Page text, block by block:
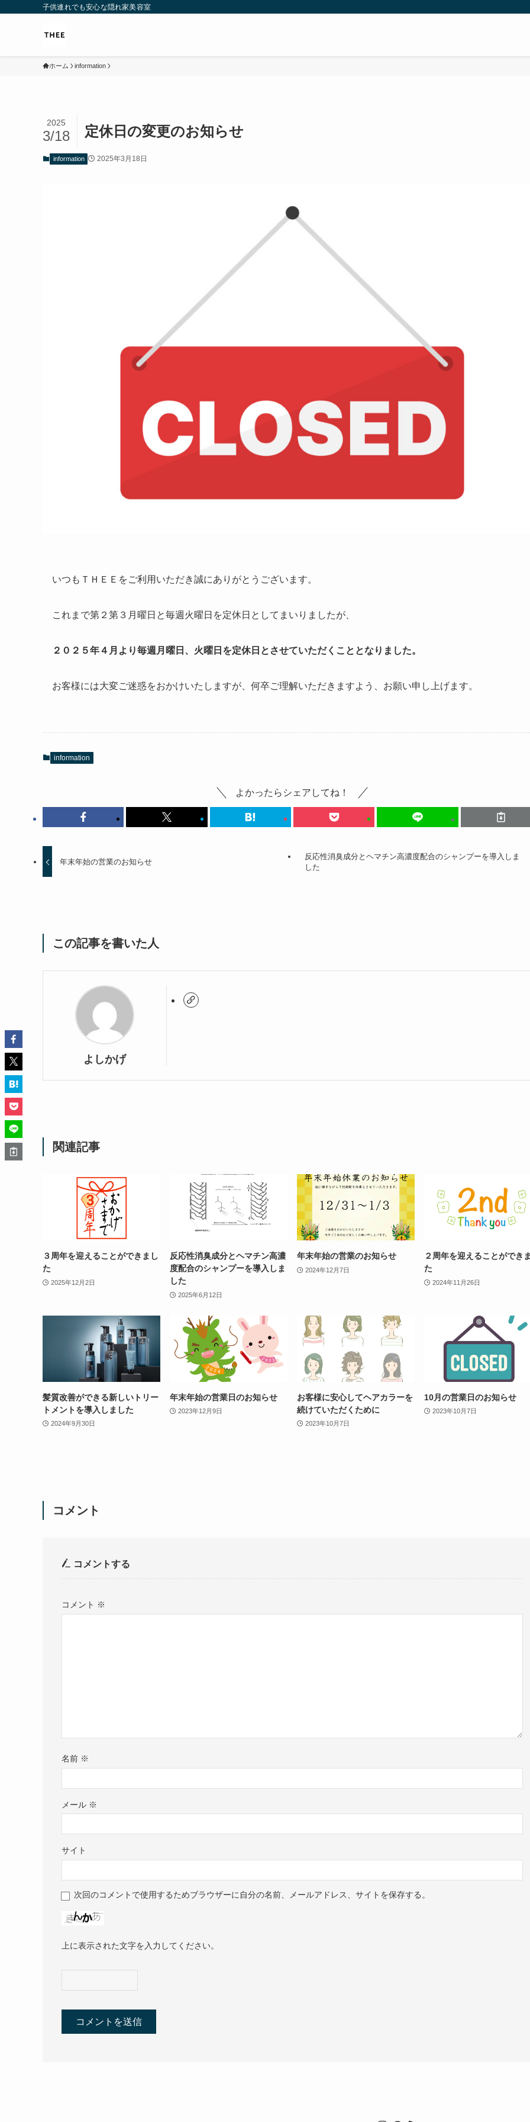
子供連れでも安心な隠れ家美容室
ホーム information
定休日の変更のお知らせ
2025
3/18
information 2025年3月18日
いつもＴＨＥＥをご利用いただき誠にありがとうございます。
これまで第２第３月曜日と毎週火曜日を定休日としてまいりましたが、
２０２５年４月より毎週月曜日、火曜日を定休日とさせていただくこととなりました。
お客様には大変ご迷惑をおかけいたしますが、何卒ご理解いただきますよう、お願い申し上げます。
information
よかったらシェアしてね！
年末年始の営業のお知らせ
反応性消臭成分とヘマチン高濃度配合のシャンプーを導入しま
した
この記事を書いた人
よしかげ
関連記事
３周年を迎えることができまし
た
2025年12月2日
反応性消臭成分とヘマチン高濃
度配合のシャンプーを導入しま
した
2025年6月12日
年末年始の営業のお知らせ
2024年12月7日
２周年を迎えることができ
た
2024年11月26日
髪質改善ができる新しいトリー
トメントを導入しました
2024年9月30日
年末年始の営業日のお知らせ
2023年12月9日
お客様に安心してヘアカラーを
続けていただくために
2023年10月7日
10月の営業日のお知らせ
2023年10月7日
コメント
コメントする
コメント ※
名前 ※
メール ※
サイト
次回のコメントで使用するためブラウザーに自分の名前、メールアドレス、サイトを保存する。
上に表示された文字を入力してください。